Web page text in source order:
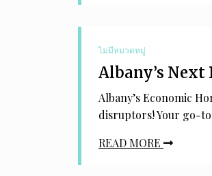
ไม่มีหมวดหมู่
Albany’s
Albany’s Economic
disruptors! Your go-
READ MORE